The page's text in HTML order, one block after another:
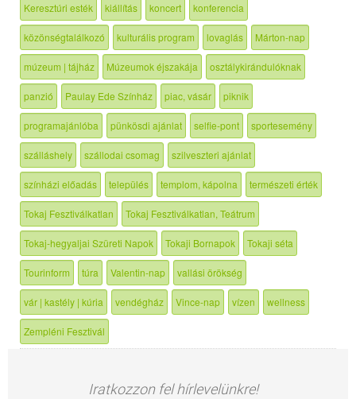
Keresztúri esték kiállítás koncert konferencia
közönségtalálkozó kulturális program lovaglás Márton-nap
múzeum | tájház Múzeumok éjszakája osztálykirándulóknak
panzió Paulay Ede Színház piac, vásár piknik
programajánlóba pünkösdi ajánlat selfie-pont sportesemény
szálláshely szállodai csomag szilveszteri ajánlat
színházi előadás település templom, kápolna természeti érték
Tokaj Fesztiválkatlan Tokaj Fesztiválkatlan, Teátrum
Tokaj-hegyaljai Szüreti Napok Tokaji Bornapok Tokaji séta
Tourinform túra Valentin-nap vallási örökség
vár | kastély | kúria vendégház Vince-nap vízen wellness
Zempléni Fesztivál
Iratkozzon fel hírlevelünkre!